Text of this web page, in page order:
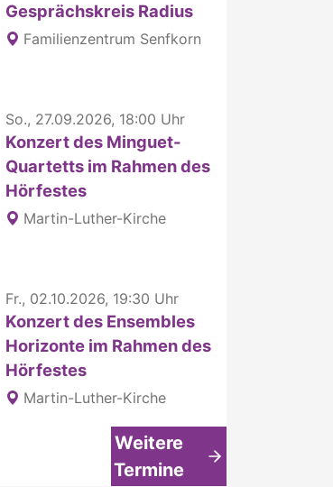
Gesprächskreis Radius
Familienzentrum Senfkorn
So., 27.09.2026, 18:00 Uhr
Konzert des Minguet-
Quartetts im Rahmen des
Hörfestes
Martin-Luther-Kirche
Fr., 02.10.2026, 19:30 Uhr
Konzert des Ensembles
Horizonte im Rahmen des
Hörfestes
Martin-Luther-Kirche
Weitere
Termine